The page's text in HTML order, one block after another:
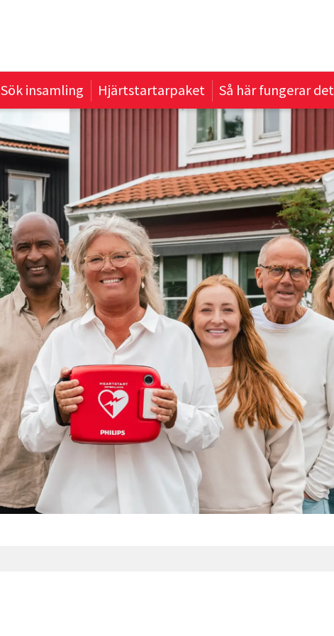
Sök insamling Hjärtstartarpaket Så här fungerar det